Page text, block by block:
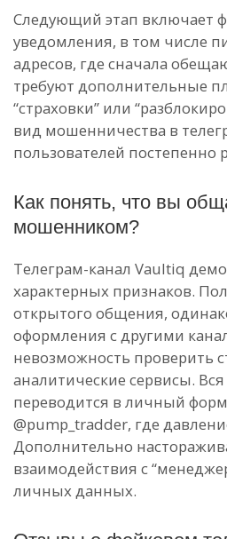
Следующий этап включает
уведомления, в том числе
адресов, где сначала
требуют дополнительные
“страховки” или
вид мошенничества в
пользователей постепенно
Как понять, что вы
мошенником?
Телеграм-канал Vaultiq
характерных признаков.
открытого общения,
оформления с другими
невозможность проверить
аналитические сервисы.
переводится в личный
@pump_tradder, где
Дополнительно
взаимодействия с
личных данных.